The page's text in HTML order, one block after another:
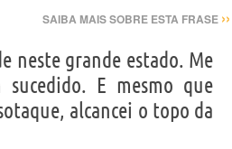
SAIBA MAIS SOBRE ESTA FRASE ››
neste grande estado. Me
E mesmo que
alcancei o topo da